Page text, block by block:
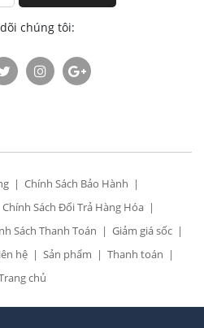
chúng tôi:
Chính Sách Bảo Hành
Chính Sách Đổi Trả Hàng Hóa
Sách Thanh Toán
Giảm giá sốc
hệ Sản phẩm
Thanh toán
chủ